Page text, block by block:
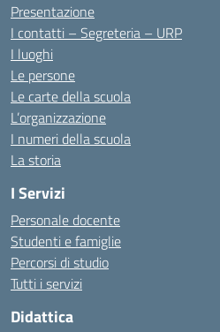
Presentazione
I contatti – Segreteria – URP
I luoghi
Le persone
Le carte della scuola
L’organizzazione
I numeri della scuola
La storia
I Servizi
Personale docente
Studenti e famiglie
Percorsi di studio
Tutti i servizi
Didattica